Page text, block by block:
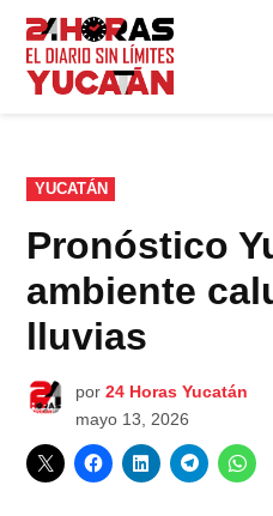
Saltar
contenido
PUBLICADO
EN
YUCATÁN
Pronóstico
ambiente
lluvias
por 24 Horas Yucatán
mayo 13, 2026